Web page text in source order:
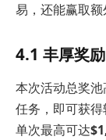
易，还能赢取额
4.1 丰厚奖励
本次活动总奖池
任务，即可获
单次最高可达